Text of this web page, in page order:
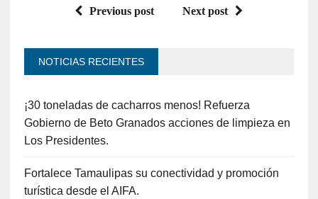
Previous post Next post
NOTICIAS RECIENTES
¡30 toneladas de cacharros menos! Refuerza
Gobierno de Beto Granados acciones de limpieza en
Los Presidentes.
Fortalece Tamaulipas su conectividad y promoción
turística desde el AIFA.